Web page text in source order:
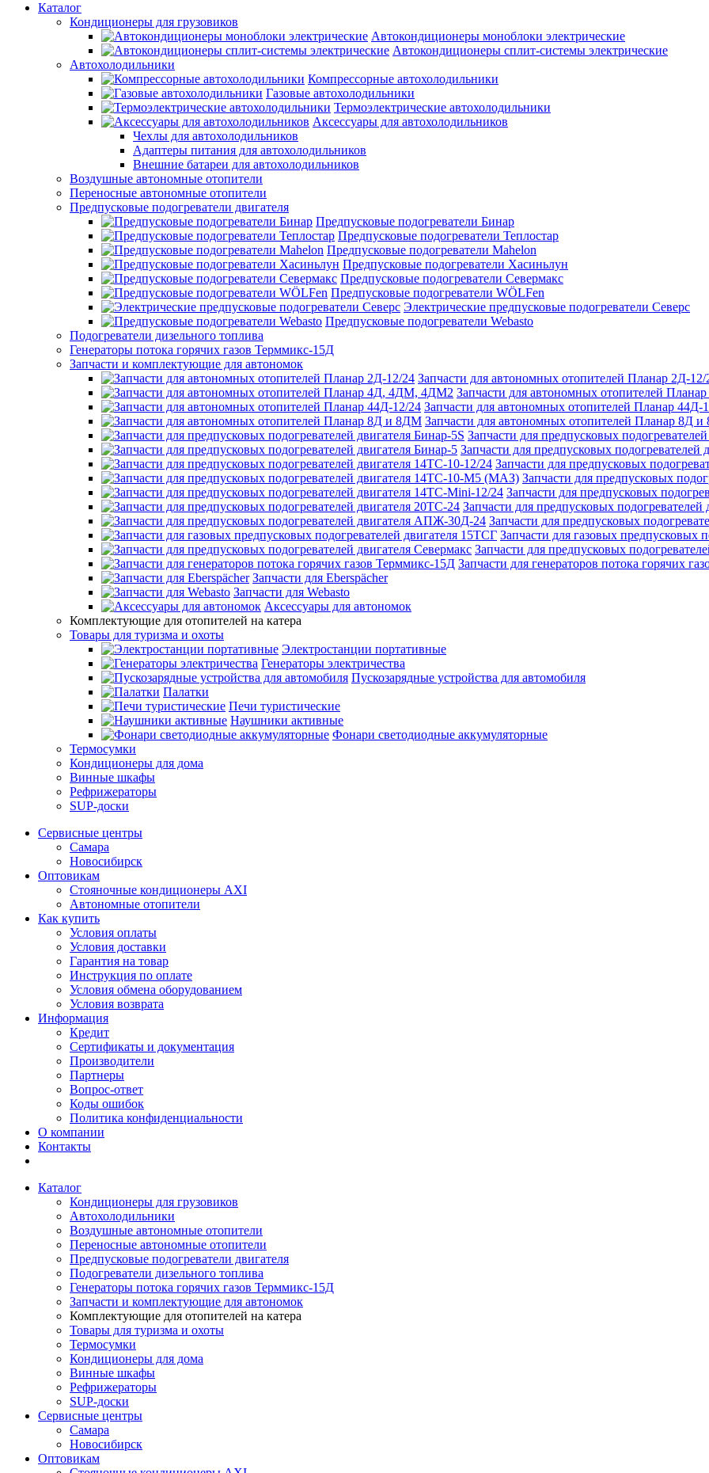
Каталог
Кондиционеры для грузовиков
Автокондиционеры моноблоки электрические
Автокондиционеры сплит-системы электрические
Автохолодильники
Компрессорные автохолодильники
Газовые автохолодильники
Термоэлектрические автохолодильники
Аксессуары для автохолодильников
Чехлы для автохолодильников
Адаптеры питания для автохолодильников
Внешние батареи для автохолодильников
Воздушные автономные отопители
Переносные автономные отопители
Предпусковые подогреватели двигателя
Предпусковые подогреватели Бинар
Предпусковые подогреватели Теплостар
Предпусковые подогреватели Mahelon
Предпусковые подогреватели Хасиньлун
Предпусковые подогреватели Севермакс
Предпусковые подогреватели WÖLFen
Электрические предпусковые подогреватели Северс
Предпусковые подогреватели Webasto
Подогреватели дизельного топлива
Генераторы потока горячих газов Терммикс-15Д
Запчасти и комплектующие для автономок
Запчасти для автономных отопителей Планар 2Д-12/
Запчасти для автономных отопителей
Запчасти для автономных отопителей Планар 44Д-
Запчасти для автономных отопителей Планар 8Д
Запчасти для предпусковых
Запчасти для предпусковых подогревателей
Запчасти для предпусковых
Запчасти для предпусковых
Запчасти для предпусковых
Запчасти для предпусковых
Запчасти для предпусковых
Запчасти для газовых предпусковых
Запчасти для предпусковых
Запчасти для генераторов потока горячих
Запчасти для Eberspächer
Запчасти для Webasto
Аксессуары для автономок
Комплектующие для отопителей на катера
Товары для туризма и охоты
Электростанции портативные
Генераторы электричества
Пускозарядные устройства для автомобиля
Палатки
Печи туристические
Наушники активные
Фонари светодиодные аккумуляторные
Термосумки
Кондиционеры для дома
Винные шкафы
Рефрижераторы
SUP-доски
Сервисные центры
Самара
Новосибирск
Оптовикам
Стояночные кондиционеры AXI
Автономные отопители
Как купить
Условия оплаты
Условия доставки
Гарантия на товар
Инструкция по оплате
Условия обмена оборудованием
Условия возврата
Информация
Кредит
Сертификаты и документация
Производители
Партнеры
Вопрос-ответ
Коды ошибок
Политика конфиденциальности
О компании
Контакты
Каталог
Кондиционеры для грузовиков
Автохолодильники
Воздушные автономные отопители
Переносные автономные отопители
Предпусковые подогреватели двигателя
Подогреватели дизельного топлива
Генераторы потока горячих газов Терммикс-15Д
Запчасти и комплектующие для автономок
Комплектующие для отопителей на катера
Товары для туризма и охоты
Термосумки
Кондиционеры для дома
Винные шкафы
Рефрижераторы
SUP-доски
Сервисные центры
Самара
Новосибирск
Оптовикам